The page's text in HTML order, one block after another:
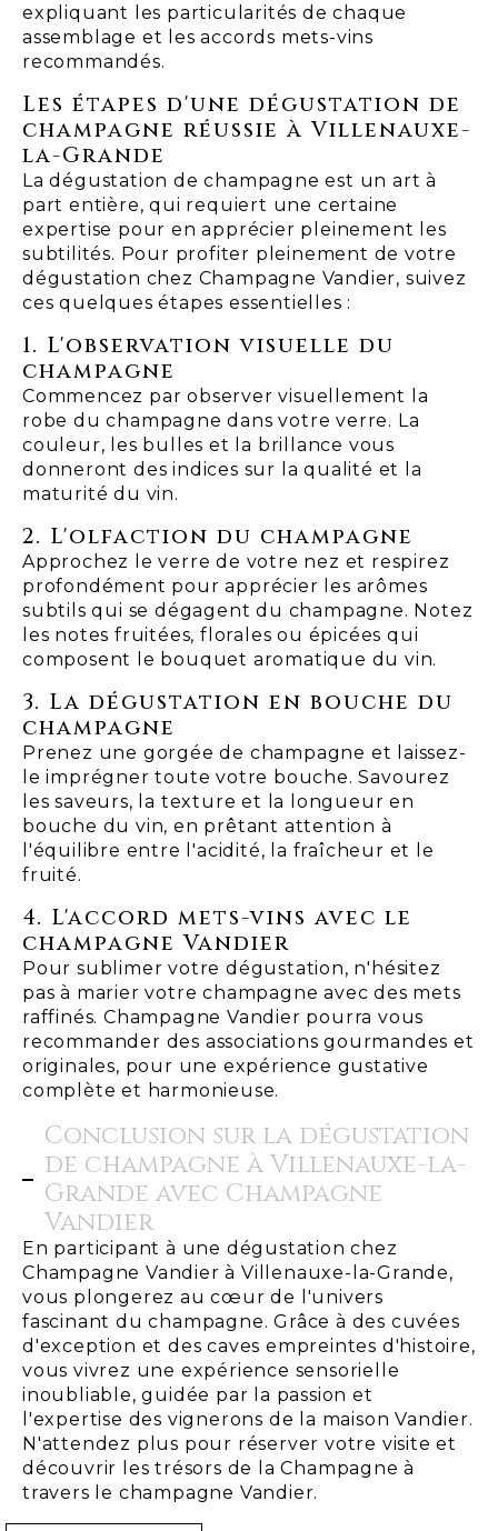
expliquant les particularités de chaque
assemblage et les accords mets-vins
recommandés.
Les étapes d'une dégustation de
champagne réussie à Villenauxe-
la-Grande
La dégustation de champagne est un art à
part entière, qui requiert une certaine
expertise pour en apprécier pleinement les
subtilités. Pour profiter pleinement de votre
dégustation chez Champagne Vandier, suivez
ces quelques étapes essentielles :
1. L'observation visuelle du
champagne
Commencez par observer visuellement la
robe du champagne dans votre verre. La
couleur, les bulles et la brillance vous
donneront des indices sur la qualité et la
maturité du vin.
2. L'olfaction du champagne
Approchez le verre de votre nez et respirez
profondément pour apprécier les arômes
subtils qui se dégagent du champagne. Notez
les notes fruitées, florales ou épicées qui
composent le bouquet aromatique du vin.
3. La dégustation en bouche du
champagne
Prenez une gorgée de champagne et laissez-
le imprégner toute votre bouche. Savourez
les saveurs, la texture et la longueur en
bouche du vin, en prêtant attention à
l'équilibre entre l'acidité, la fraîcheur et le
fruité.
4. L'accord mets-vins avec le
champagne Vandier
Pour sublimer votre dégustation, n'hésitez
pas à marier votre champagne avec des mets
raffinés. Champagne Vandier pourra vous
recommander des associations gourmandes et
originales, pour une expérience gustative
complète et harmonieuse.
Conclusion sur la dégustation
de champagne à Villenauxe-la-
Grande avec Champagne
Vandier
En participant à une dégustation chez
Champagne Vandier à Villenauxe-la-Grande,
vous plongerez au cœur de l'univers
fascinant du champagne. Grâce à des cuvées
d'exception et des caves empreintes d'histoire,
vous vivrez une expérience sensorielle
inoubliable, guidée par la passion et
l'expertise des vignerons de la maison Vandier.
N'attendez plus pour réserver votre visite et
découvrir les trésors de la Champagne à
travers le champagne Vandier.